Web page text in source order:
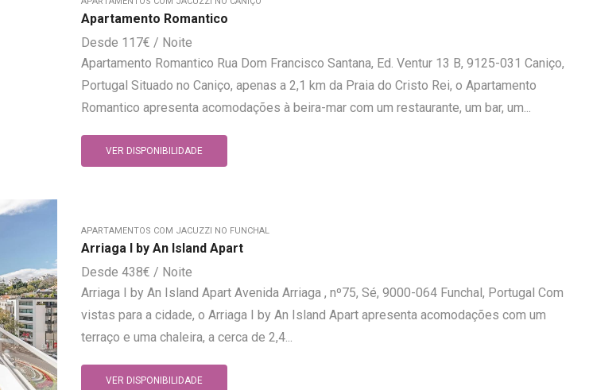
Apartamento Romantico
117€
Apartamento Romantico Rua Dom Francisco Santana, Ed. Ventur 13 B, 9125-031 Caniço,
Portugal Situado no Caniço, apenas a 2,1 km da Praia do Cristo Rei, o Apartamento
Romantico apresenta acomodações à beira-mar com um restaurante, um bar, um...
VER DISPONIBILIDADE
APARTAMENTOS COM JACUZZI NO FUNCHAL
Arriaga I by An Island Apart
438€
Arriaga I by An Island Apart Avenida Arriaga , nº75, Sé, 9000-064 Funchal, Portugal Com
vistas para a cidade, o Arriaga I by An Island Apart apresenta acomodações com um
terraço e uma chaleira, a cerca de 2,4...
VER DISPONIBILIDADE